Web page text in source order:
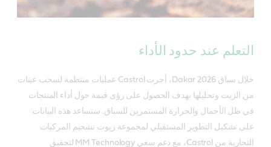
التعلم عند حدود الأداء
خلال سباق Dakar 2026، أجرت Castrol عمليات منتظمة لسحب عينات
من الزيت وتحليلها بهدف الحصول على رؤى قيمة حول أداء المنتجات
في ظل الأحمال والحرارة المستمرين للسباق. ستساعد هذه البيانات
على تشكيل التطوير المستقبلي لمجموعة زيوت تشحيم المركبات
التجارية من Castrol، مع دعم سعي MM Technology لتحقيق